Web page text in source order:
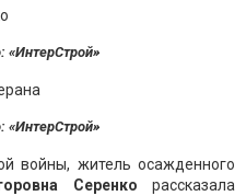
«ИнтерСтрой»
«ИнтерСтрой»
войны, житель осажденного
Серенко рассказала